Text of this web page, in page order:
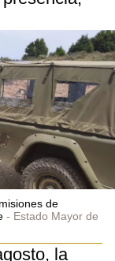
de
Estado Mayor de
la